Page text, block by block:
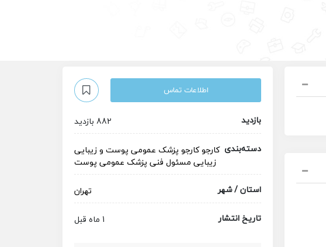
اطلاعات تماس
بازدید
882 بازدید
دسته‌بندی کارجوکارجو پزشک عمومی پوست و زیبایی
زیبایی مسئول فنی پزشک عمومی پوست
استان / شهر
تهران
تاریخ انتشار
1 ماه قبل